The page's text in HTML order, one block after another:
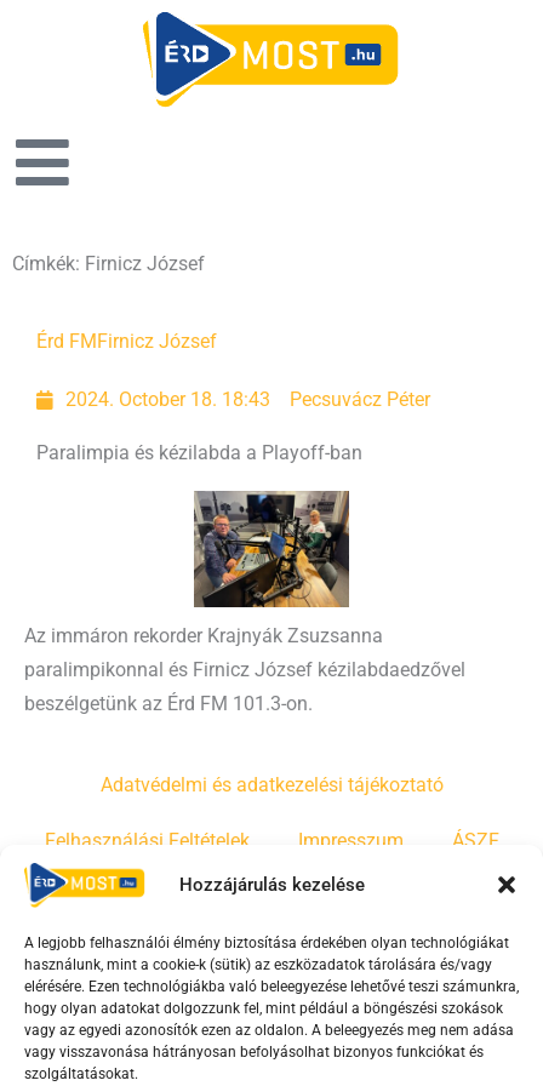
Hozzájárulás kezelése
A legjobb felhasználói élmény biztosítása érdekében olyan technológiákat
használunk, mint a cookie-k (sütik) az eszközadatok tárolására és/vagy
elérésére. Ezen technológiákba való beleegyezése lehetővé teszi számunkra,
hogy olyan adatokat dolgozzunk fel, mint például a böngészési szokások
vagy az egyedi azonosítók ezen az oldalon. A beleegyezés meg nem adása
vagy visszavonása hátrányosan befolyásolhat bizonyos funkciókat és
szolgáltatásokat.
Címkék: Firnicz József
Érd FM Firnicz József
2024. October 18. 18:43 Pecsuvácz Péter
Paralimpia és kézilabda a Playoff-ban
Az immáron rekorder Krajnyák Zsuzsanna
paralimpikonnal és Firnicz József kézilabdaedzővel
beszélgetünk az Érd FM 101.3-on.
Adatvédelmi és adatkezelési tájékoztató
Felhasználási Feltételek Impresszum ÁSZF
Irányelvek Moderálási szabályzat
F
a
c
e
Y
o
u
t
T
i
k